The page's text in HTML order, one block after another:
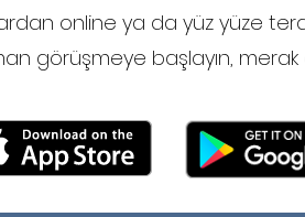
online ya da yüz yüze
görüşmeye başlayın,